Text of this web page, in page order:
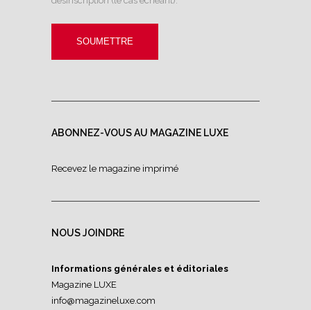
ABONNEZ-VOUS AU MAGAZINE LUXE
Recevez le magazine imprimé
NOUS JOINDRE
Informations générales et éditoriales
Magazine LUXE
info@magazineluxe.com